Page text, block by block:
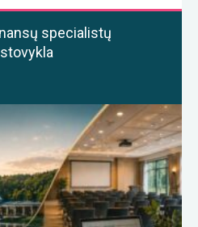
specialistų